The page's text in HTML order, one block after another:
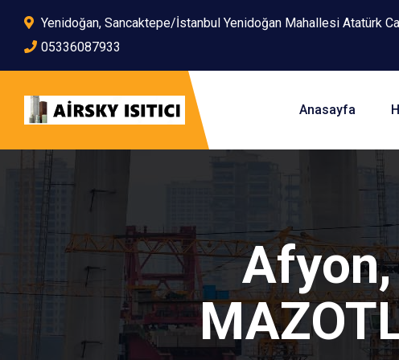
Yenidoğan, Sancaktepe/İstanbul Yenidoğan Mahallesi Atatürk
05336087933
Anasayfa
Afyon,